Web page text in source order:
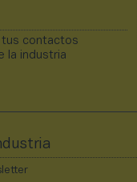
tus contactos
la industria